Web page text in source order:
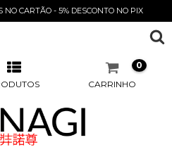
NO CARTÃO - 5% DESCONTO NO PIX
CARRINHO
0